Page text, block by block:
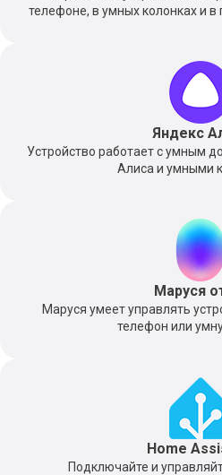
телефоне, в умных колонках и
Яндекс
Устройство работает с умным
Алиса и умными
Маруся
Маруся умеет управлять
телефон или
Home
Подключайте и